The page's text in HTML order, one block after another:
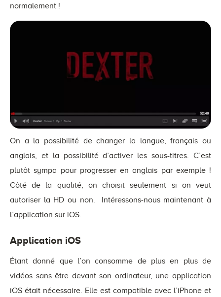
normalement !
On a la possibilité de changer la langue, français ou
anglais, et la possibilité d’activer les sous-titres. C’est
plutôt sympa pour progresser en anglais par exemple !
Côté de la qualité, on choisit seulement si on veut
autoriser la HD ou non. Intéressons-nous maintenant à
l’application sur iOS.
Application iOS
Étant donné que l’on consomme de plus en plus de
vidéos sans être devant son ordinateur, une application
iOS était nécessaire. Elle est compatible avec l’iPhone et